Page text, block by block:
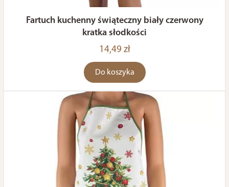
Fartuch kuchenny świąteczny biały czerwony
kratka słodkości
14,49 zł
Do koszyka